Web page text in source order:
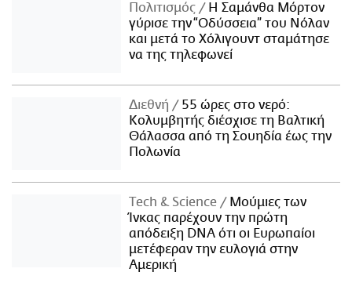
Πολιτισμός
Η Σαμάνθα Μόρτον
γύρισε την “Οδύσσεια” του Νόλαν
και μετά το Χόλιγουντ σταμάτησε
να της τηλεφωνεί
Διεθνή
55 ώρες στο νερό:
Κολυμβητής διέσχισε τη Βαλτική
Θάλασσα από τη Σουηδία έως την
Πολωνία
Τech & Science
Μούμιες των
Ίνκας παρέχουν την πρώτη
απόδειξη DNA ότι οι Ευρωπαίοι
μετέφεραν την ευλογιά στην
Αμερική